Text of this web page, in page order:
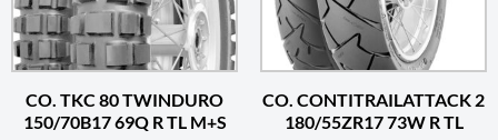
CO. TKC 80 TWINDURO
150/70B17 69Q R TL M+S
CO. CONTITRAILATTACK 2
180/55ZR17 73W R TL